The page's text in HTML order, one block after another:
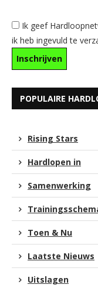
Ik geef
ik heb ingevuld te
POPULAIRE
Rising Stars
Hardlopen in
Samenwerking
Toen & Nu
Laatste Nieuws
Uitslagen